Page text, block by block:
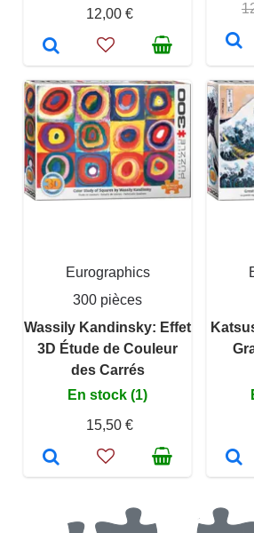
12,00 €
Eurographics
300 pièces
Wassily Kandinsky: Effet
3D Étude de Couleur
des Carrés
En stock (1)
15,50 €